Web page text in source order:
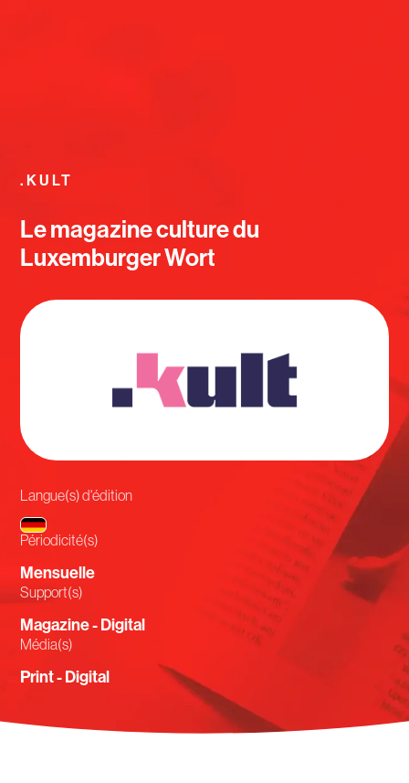
.KULT
Le magazine culture du
Luxemburger Wort
Langue(s) d'édition
Périodicité(s)
Mensuelle
Support(s)
Magazine - Digital
Média(s)
Print - Digital